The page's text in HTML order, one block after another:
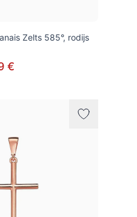
Zelts 585°, rodijs
€